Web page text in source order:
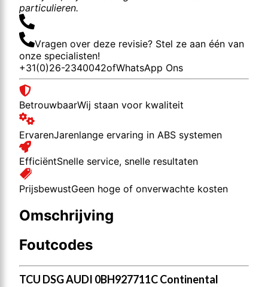
particulieren.
Vragen over deze revisie? Stel ze aan één van
onze specialisten!
+31(0)26-2340042ofWhatsApp Ons
BetrouwbaarWij staan voor kwaliteit
ErvarenJarenlange ervaring in ABS systemen
EfficiëntSnelle service, snelle resultaten
PrijsbewustGeen hoge of onverwachte kosten
Omschrijving
Foutcodes
TCU DSG AUDI 0BH927711C Continental